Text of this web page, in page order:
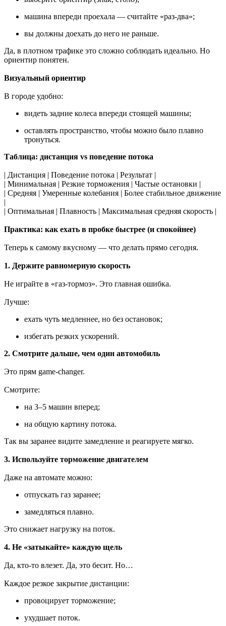
машина впереди проехала — считайте «раз-два»;
вы должны доехать до него не раньше.
Да, в плотном трафике это сложно соблюдать идеально. Но
ориентир понятен.
Визуальный ориентир
В городе удобно:
видеть задние колеса впереди стоящей машины;
оставлять пространство, чтобы можно было плавно
тронуться.
Таблица: дистанция vs поведение потока
| Дистанция | Поведение потока | Результат |
| Минимальная | Резкие торможения | Частые остановки |
| Средняя | Умеренные колебания | Более стабильное движение
|
| Оптимальная | Плавность | Максимальная средняя скорость |
Практика: как ехать в пробке быстрее (и спокойнее)
Теперь к самому вкусному — что делать прямо сегодня.
1. Держите равномерную скорость
Не играйте в «газ-тормоз». Это главная ошибка.
Лучше:
ехать чуть медленнее, но без остановок;
избегать резких ускорений.
2. Смотрите дальше, чем один автомобиль
Это прям game-changer.
Смотрите:
на 3–5 машин вперед;
на общую картину потока.
Так вы заранее видите замедление и реагируете мягко.
3. Используйте торможение двигателем
Даже на автомате можно:
отпускать газ заранее;
замедляться плавно.
Это снижает нагрузку на поток.
4. Не «затыкайте» каждую щель
Да, кто-то влезет. Да, это бесит. Но…
Каждое резкое закрытие дистанции:
провоцирует торможение;
ухудшает поток.